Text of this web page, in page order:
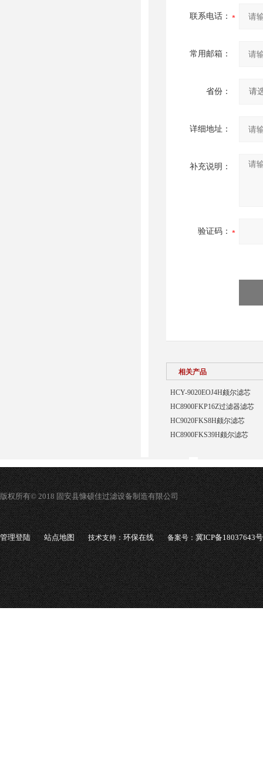
联系电话：
常用邮箱：
省份：
详细地址：
补充说明：
验证码：
相关产品
HCY-9020EOJ4H颇尔滤芯
HC8900FKP16Z过滤器滤芯
HC9020FKS8H颇尔滤芯
HC8900FKS39H颇尔滤芯
版权所有© 2018 固安县慷硕佳过滤设备制造有限公司
管理登陆 站点地图 技术支持：环保在线 备案号：冀ICP备18037643